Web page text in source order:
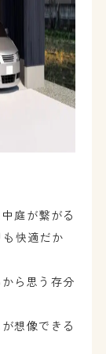
庭が繋がる
快適だか
ら思う存分
想像できる